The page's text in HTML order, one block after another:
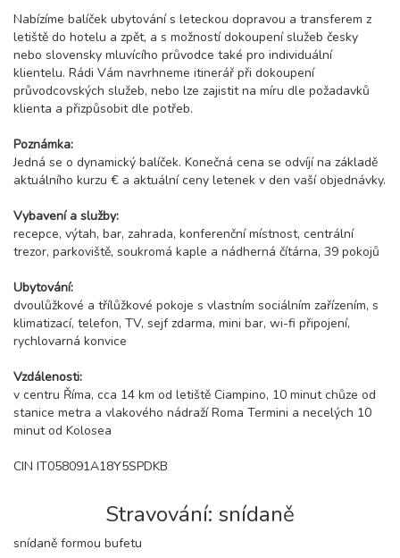
Nabízíme balíček ubytování s leteckou dopravou a transferem z
letiště do hotelu a zpět, a s možností dokoupení služeb česky
nebo slovensky mluvícího průvodce také pro individuální
klientelu. Rádi Vám navrhneme itinerář při dokoupení
průvodcovských služeb, nebo lze zajistit na míru dle požadavků
klienta a přizpůsobit dle potřeb.
Poznámka:
Jedná se o dynamický balíček. Konečná cena se odvíjí na základě
aktuálního kurzu € a aktuální ceny letenek v den vaší objednávky.
Vybavení a služby:
recepce, výtah, bar, zahrada, konferenční místnost, centrální
trezor, parkoviště, soukromá kaple a nádherná čítárna, 39 pokojů
Ubytování:
dvoulůžkové a třílůžkové pokoje s vlastním sociálním zařízením, s
klimatizací, telefon, TV, sejf zdarma, mini bar, wi-fi připojení,
rychlovarná konvice
Vzdálenosti:
v centru Říma, cca 14 km od letiště Ciampino, 10 minut chůze od
stanice metra a vlakového nádraží Roma Termini a necelých 10
minut od Kolosea
CIN IT058091A18Y5SPDKB
Stravování: snídaně
snídaně formou bufetu